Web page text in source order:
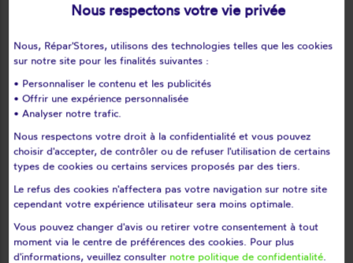
Montalet-le-bois
Montchauvet
Montigny-le-bretonneux
Morainvilliers
Mousseaux-sur-seine
Mulcent
Neauphle-le-château
Neauphlette
Noisy-le-roi
Oinville-sur-montcient
Orcemont
Orgerus
Orgeval
Orphin
Orsonville
Orvilliers
Osmoy
Paray-douaville
Perdreauville
Plaisir
Nous respectons votre vie privée
Nous, Répar'Stores, utilisons des technologies telles que les cookies
sur notre site pour les finalités suivantes :
• Personnaliser le contenu et les publicités
• Offrir une expérience personnalisée
• Analyser notre trafic.
Nous respectons votre droit à la confidentialité et vous pouvez
choisir d'accepter, de contrôler ou de refuser l'utilisation de certains
types de cookies ou certains services proposés par des tiers.
Le refus des cookies n'affectera pas votre navigation sur notre site
cependant votre expérience utilisateur sera moins optimale.
Vous pouvez changer d'avis ou retirer votre consentement à tout
moment via le centre de préférences des cookies. Pour plus
d'informations, veuillez consulter notre politique de confidentialité.